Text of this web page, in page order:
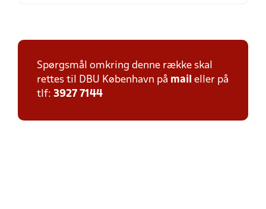
Spørgsmål omkring denne række skal
rettes til DBU København på mail eller på
tlf: 3927 7144